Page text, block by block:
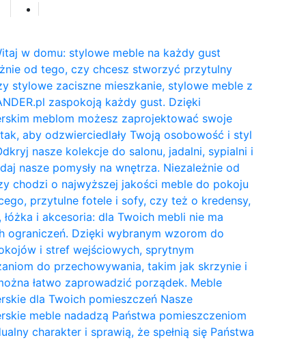
w domu: stylowe meble na każdy gust
od tego, czy chcesz stworzyć przytulny
stylowe zaciszne mieszkanie, stylowe meble z
zaspokoją każdy gust. Dzięki
meblom możesz zaprojektować swoje
aby odzwierciedlały Twoją osobowość i styl
nasze kolekcje do salonu, jadalni, sypialni i
nasze pomysły na wnętrza. Niezależnie od
chodzi o najwyższej jakości meble do pokoju
przytulne fotele i sofy, czy też o kredensy,
i akcesoria: dla Twoich mebli nie ma
ograniczeń. Dzięki wybranym wzorom do
i stref wejściowych, sprytnym
do przechowywania, takim jak skrzynie i
łatwo zaprowadzić porządek. Meble
dla Twoich pomieszczeń Nasze
meble nadadzą Państwa pomieszczeniom
charakter i sprawią, że spełnią się Państwa